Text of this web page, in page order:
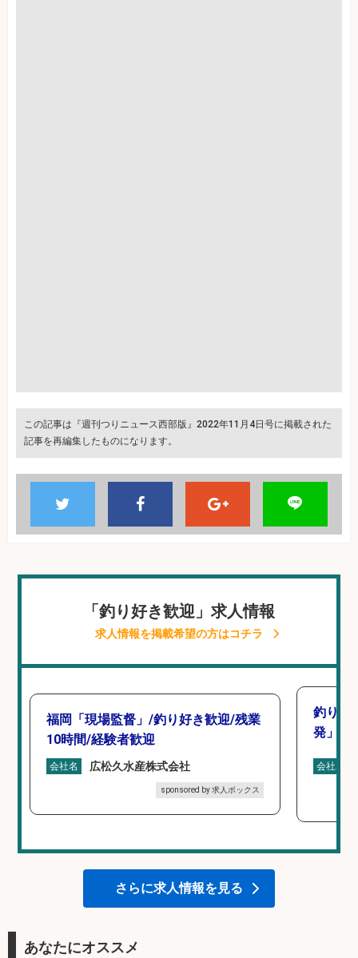
この記事は『週刊つりニュース西部版』2022年11月4日号に掲載された
記事を再編集したものになります。
「釣り好き歓迎」求人情報
求人情報を掲載希望の方はコチラ
福岡「現場監督」/釣り好き歓迎/残業
10時間/経験者歓迎
会社名 広松久水産株式会社
sponsored by 求人ボックス
釣り好
発」/
会社名
さらに求人情報を見る
あなたにオススメ